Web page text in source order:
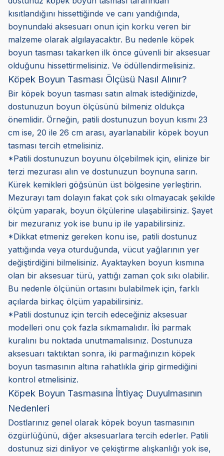
kısıtlandığını hissettiğinde ve canı yandığında,
boynundaki aksesuarı onun için korku veren bir
malzeme olarak algılayacaktır. Bu nedenle köpek
boyun tasması takarken ilk önce güvenli bir aksesuar
olduğunu hissettirmelisiniz. Ve ödüllendirmelisiniz.
Köpek Boyun Tasması Ölçüsü Nasıl Alınır?
Bir köpek boyun tasması satın almak istediğinizde,
dostunuzun boyun ölçüsünü bilmeniz oldukça
önemlidir. Örneğin, patili dostunuzun boyun kısmı 23
cm ise, 20 ile 26 cm arası, ayarlanabilir köpek boyun
tasması tercih etmelisiniz.
*Patili dostunuzun boyunu ölçebilmek için, elinize bir
terzi mezurası alın ve dostunuzun boynuna sarın.
Kürek kemikleri göğsünün üst bölgesine yerleştirin.
Mezurayı tam dolayın fakat çok sıkı olmayacak şekilde
ölçüm yaparak, boyun ölçülerine ulaşabilirsiniz. Şayet
bir mezuranız yok ise bunu ip ile yapabilirsiniz.
*Dikkat etmeniz gereken konu ise, patili dostunuz
yattığında veya oturduğunda, vücut yağlarının yer
değiştirdiğini bilmelisiniz. Ayaktayken boyun kısmına
olan bir aksesuar türü, yattığı zaman çok sıkı olabilir.
Bu nedenle ölçünün ortasını bulabilmek için, farklı
açılarda birkaç ölçüm yapabilirsiniz.
*Patili dostunuz için tercih edeceğiniz aksesuar
modelleri onu çok fazla sıkmamalıdır. İki parmak
kuralını bu noktada unutmamalısınız. Dostunuza
aksesuarı taktıktan sonra, iki parmağınızın köpek
boyun tasmasının altına rahatlıkla girip girmediğini
kontrol etmelisiniz.
Köpek Boyun Tasmasına İhtiyaç Duyulmasının
Nedenleri
Dostlarınız genel olarak köpek boyun tasmasının
özgürlüğünü, diğer aksesuarlara tercih ederler. Patili
dostunuz sizi dinliyor ve çekiştirme alışkanlığı yok ise,